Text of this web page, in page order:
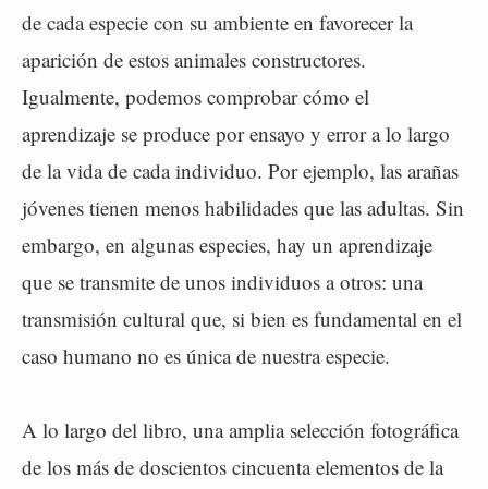
de cada especie con su ambiente en favorecer la
aparición de estos animales constructores.
Igualmente, podemos comprobar cómo el
aprendizaje se produce por ensayo y error a lo largo
de la vida de cada individuo. Por ejemplo, las arañas
jóvenes tienen menos habilidades que las adultas. Sin
embargo, en algunas especies, hay un aprendizaje
que se transmite de unos individuos a otros: una
transmisión cultural que, si bien es fundamental en el
caso humano no es única de nuestra especie.
A lo largo del libro, una amplia selección fotográfica
de los más de doscientos cincuenta elementos de la